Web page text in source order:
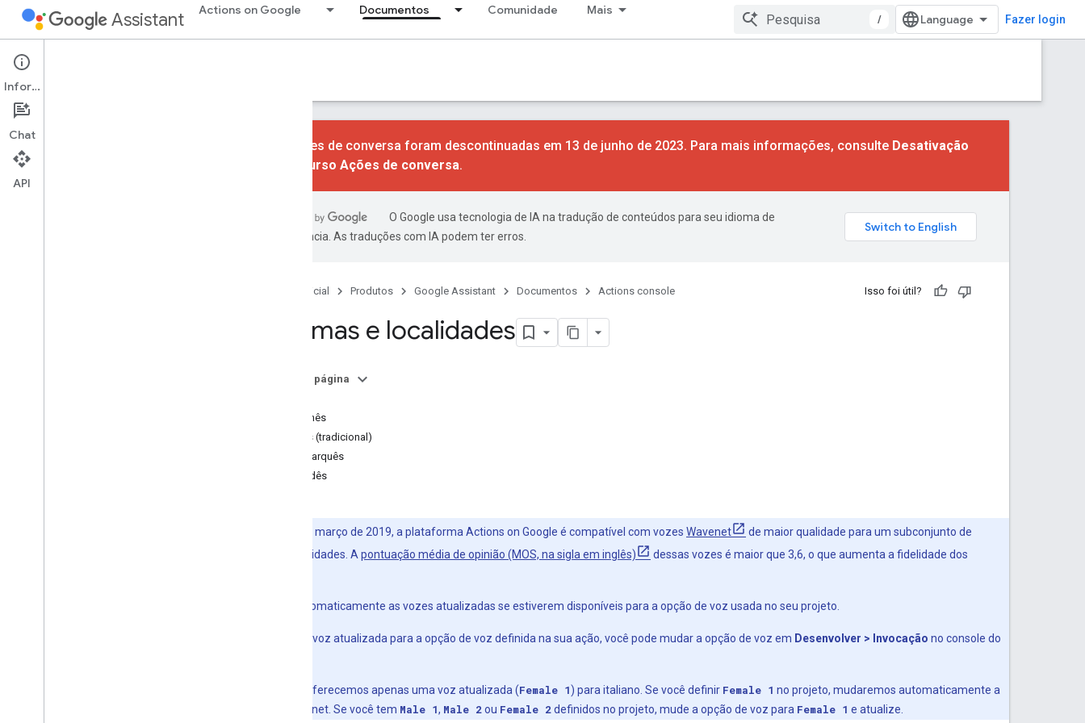
Assistant Actions on Google Documentos Comunidade Mais
/ Fazer login
Actions console
Aprender
As ações de conversa foram descontinuadas em 13 de junho de 2023. Para mais informações, consulte Desativação
do recurso Ações de conversa.
O Google usa tecnologia de IA na tradução de conteúdos para seu idioma de
preferência. As traduções com IA podem ter erros.
Página inicial Produtos Google Assistant Documentos Actions console Isso foi útil?
Idiomas e localidades
Nesta página
Cantonês
Chinês (tradicional)
Dinamarquês
Holandês
Desde 4 de março de 2019, a plataforma Actions on Google é compatível com vozes Wavenet
de maior qualidade para um subconjunto de
idiomas e localidades. A pontuação média de opinião (MOS, na sigla em inglês)
dessas vozes é maior que 3,6, o que aumenta a fidelidade dos
Aplicamos automaticamente as vozes atualizadas se estiverem disponíveis para a opção de voz usada no seu projeto.
Se não houver voz atualizada para a opção de voz definida na sua ação, você pode mudar a opção de voz em Desenvolver > Invocação no console do
Por exemplo, oferecemos apenas uma voz atualizada (Female 1) para italiano. Se você definir Female 1 no projeto, mudaremos automaticamente a
voz para Wavenet. Se você tem Male 1, Male 2ou Female 2definidos no projeto, mude a opção de voz para Female 1 e atualize.
Informações
Chat
API